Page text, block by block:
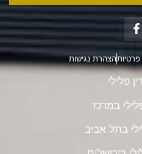
פרטיותהצהרת נגישות
פלילי
במרכז
בתל אביב